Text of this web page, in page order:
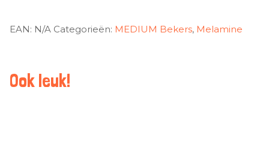
EAN: N/A Categorieën: MEDIUM Bekers, Melamine
Ook leuk!